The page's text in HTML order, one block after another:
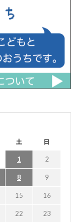
土 日
1 2
8 9
15 16
22 23